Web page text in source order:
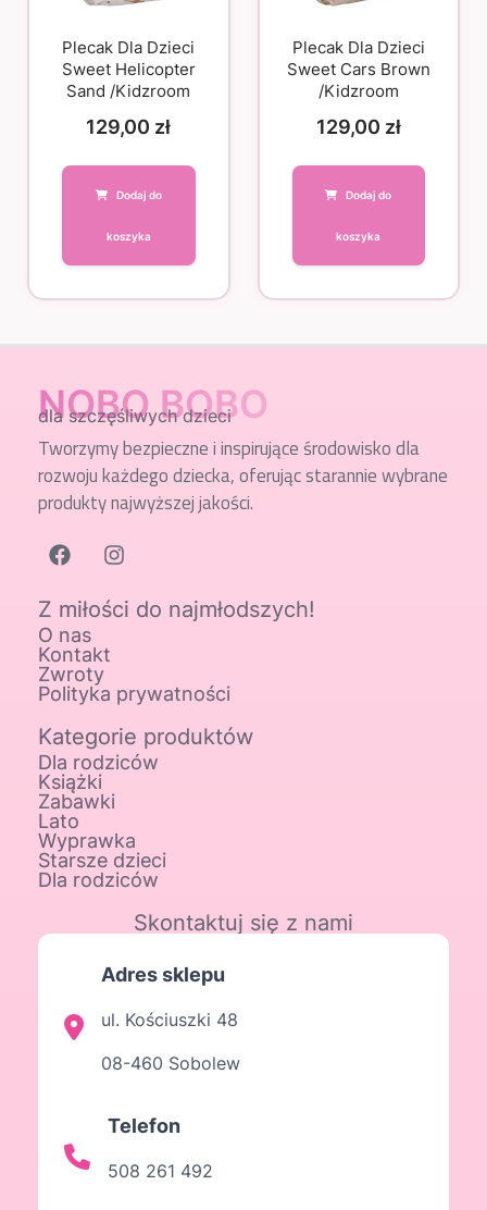
Plecak Dla Dzieci
Sweet Helicopter
Sand /Kidzroom
129,00 zł
Dodaj do
koszyka
Plecak Dla Dzieci
Sweet Cars Brown
/Kidzroom
129,00 zł
Dodaj do
koszyka
NOBO BOBO
dla szczęśliwych dzieci
Tworzymy bezpieczne i inspirujące środowisko dla
rozwoju każdego dziecka, oferując starannie wybrane
produkty najwyższej jakości.
Z miłości do najmłodszych!
O nas
Kontakt
Zwroty
Polityka prywatności
Kategorie produktów
Dla rodziców
Książki
Zabawki
Lato
Wyprawka
Starsze dzieci
Dla rodziców
Skontaktuj się z nami
Adres sklepu
ul. Kościuszki 48
08-460 Sobolew
Telefon
508 261 492